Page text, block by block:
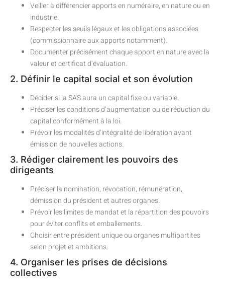
Veiller à différencier apports en numéraire, en nature ou en
industrie.
Respecter les seuils légaux et les obligations associées
(commissionnaire aux apports notamment).
Documenter précisément chaque apport en nature avec la
valeur et certificat d’évaluation.
2. Définir le capital social et son évolution
Décider si la SAS aura un capital fixe ou variable.
Préciser les conditions d’augmentation ou de réduction du
capital conformément à la loi.
Prévoir les modalités d’intégralité de libération avant
émission de nouvelles actions.
3. Rédiger clairement les pouvoirs des
dirigeants
Préciser la nomination, révocation, rémunération,
démission du président et autres organes.
Prévoir les limites de mandat et la répartition des pouvoirs
pour éviter conflits et emballements.
Choisir entre président unique ou organes multipartites
selon projet et ambitions.
4. Organiser les prises de décisions
collectives